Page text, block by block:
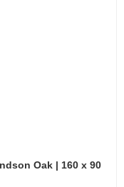
Oak | 160 x 90